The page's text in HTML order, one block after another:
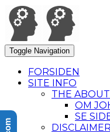
Toggle Navigation
FORSIDEN
SITE INFO
THE
OM
SE